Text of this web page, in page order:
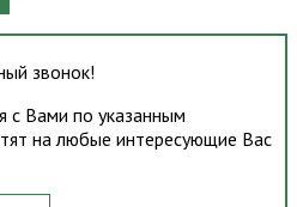
звонок!
с Вами по указанным
на любые интересующие Вас